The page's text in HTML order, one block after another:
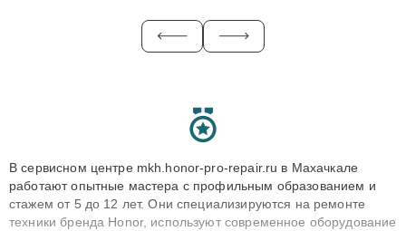
В сервисном центре mkh.honor-pro-repair.ru в Махачкале
работают опытные мастера с профильным образованием и
стажем от 5 до 12 лет. Они специализируются на ремонте
техники бренда Honor, используют современное оборудование